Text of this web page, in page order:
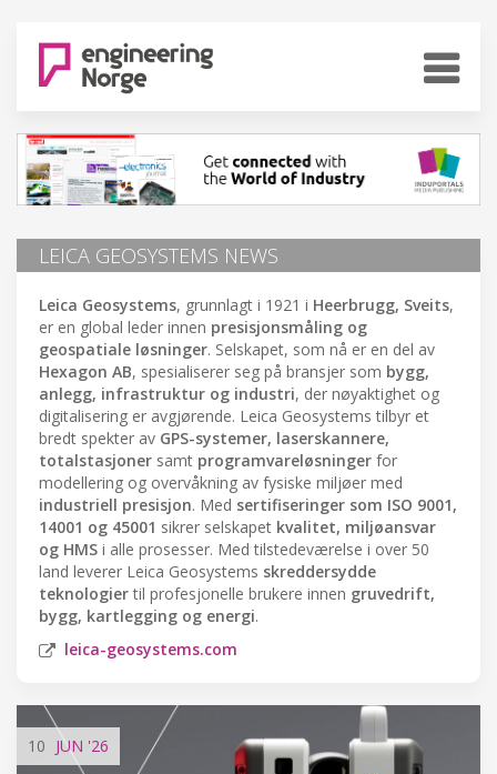
LEICA GEOSYSTEMS NEWS
Leica Geosystems, grunnlagt i 1921 i Heerbrugg, Sveits,
er en global leder innen presisjonsmåling og
geospatiale løsninger. Selskapet, som nå er en del av
Hexagon AB, spesialiserer seg på bransjer som bygg,
anlegg, infrastruktur og industri, der nøyaktighet og
digitalisering er avgjørende. Leica Geosystems tilbyr et
bredt spekter av GPS-systemer, laserskannere,
totalstasjoner samt programvareløsninger for
modellering og overvåkning av fysiske miljøer med
industriell presisjon. Med sertifiseringer som ISO 9001,
14001 og 45001 sikrer selskapet kvalitet, miljøansvar
og HMS i alle prosesser. Med tilstedeværelse i over 50
land leverer Leica Geosystems skreddersydde
teknologiertil profesjonelle brukere innen gruvedrift,
bygg, kartlegging og energi.
leica-geosystems.com
10 JUN '26